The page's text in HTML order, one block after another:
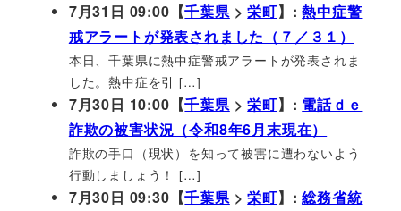
7月31日 09:00【千葉県>栄町】:熱中症警
戒アラートが発表されました（７／３１）
本日、千葉県に熱中症警戒アラートが発表されま
した。熱中症を引 […]
7月30日 10:00【千葉県>栄町】: 電話ｄｅ
詐欺の被害状況（令和8年6月末現在）
詐欺の手口（現状）を知って被害に遭わないよう
行動しましょう！ […]
7月30日 09:30【千葉県>栄町】:総務省統